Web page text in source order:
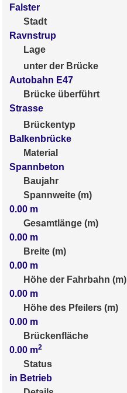
Falster
Stadt
Ravnstrup
Lage
unter der Brücke
Autobahn E47
Brücke überführt
Strasse
Brückentyp
Balkenbrücke
Material
Spannbeton
Baujahr
Spannweite (m)
0.00 m
Gesamtlänge (m)
0.00 m
Breite (m)
0.00 m
Höhe der Fahrbahn (m)
0.00 m
Höhe des Pfeilers (m)
0.00 m
Brückenfläche
0.00 m2
Status
in Betrieb